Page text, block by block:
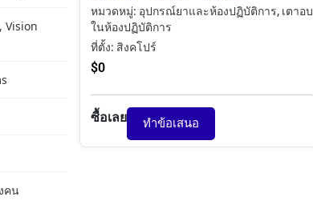
Vision
คน
หมวดหมู่: อุปกรณ์ยาและห้องปฏิบัติการ, เตาอบ
ในห้องปฏิบัติการ
ที่ตั้ง: สิงคโปร์
$0
ซื้อเลย ทำข้อเสนอ